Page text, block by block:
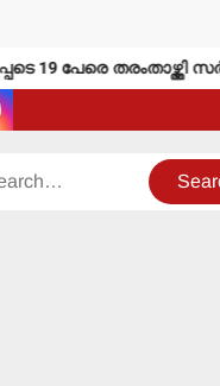
പേരെ തരംതാഴ്ത്തി
instagram